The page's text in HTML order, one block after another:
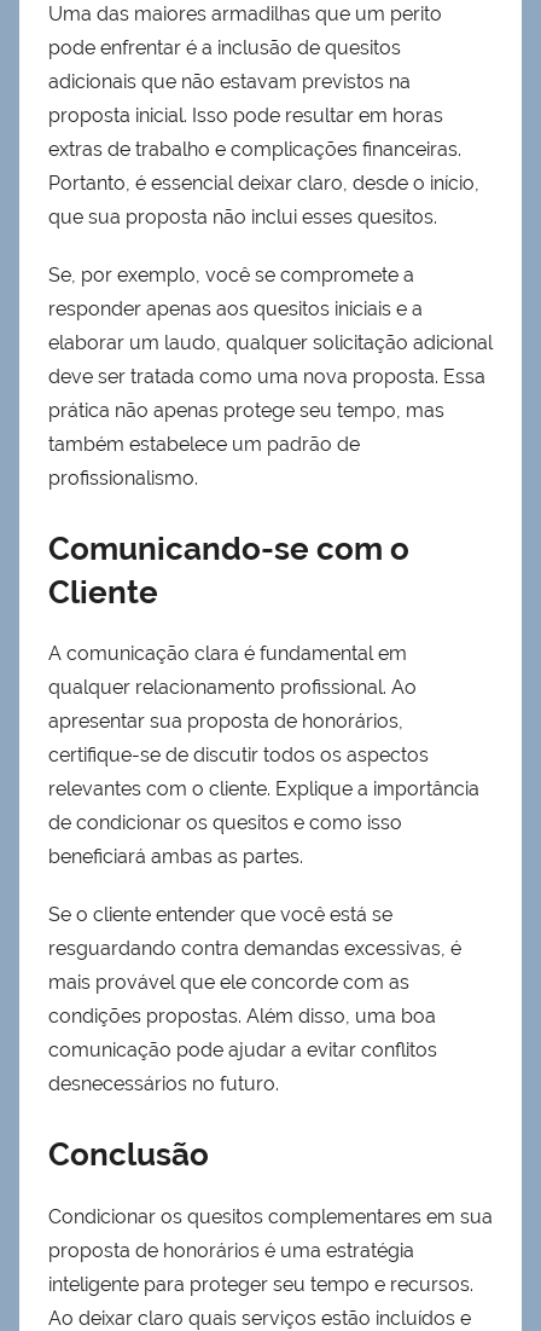
Uma das maiores armadilhas que um perito
pode enfrentar é a inclusão de quesitos
adicionais que não estavam previstos na
proposta inicial. Isso pode resultar em horas
extras de trabalho e complicações financeiras.
Portanto, é essencial deixar claro, desde o início,
que sua proposta não inclui esses quesitos.
Se, por exemplo, você se compromete a
responder apenas aos quesitos iniciais e a
elaborar um laudo, qualquer solicitação adicional
deve ser tratada como uma nova proposta. Essa
prática não apenas protege seu tempo, mas
também estabelece um padrão de
profissionalismo.
Comunicando-se com o
Cliente
A comunicação clara é fundamental em
qualquer relacionamento profissional. Ao
apresentar sua proposta de honorários,
certifique-se de discutir todos os aspectos
relevantes com o cliente. Explique a importância
de condicionar os quesitos e como isso
beneficiará ambas as partes.
Se o cliente entender que você está se
resguardando contra demandas excessivas, é
mais provável que ele concorde com as
condições propostas. Além disso, uma boa
comunicação pode ajudar a evitar conflitos
desnecessários no futuro.
Conclusão
Condicionar os quesitos complementares em sua
proposta de honorários é uma estratégia
inteligente para proteger seu tempo e recursos.
Ao deixar claro quais serviços estão incluídos e